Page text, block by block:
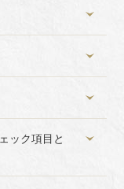
ック項目と